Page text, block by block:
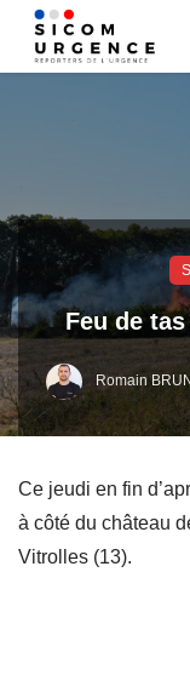
Feu de
Romain
Ce jeudi en fin
à côté du château
Vitrolles (13).